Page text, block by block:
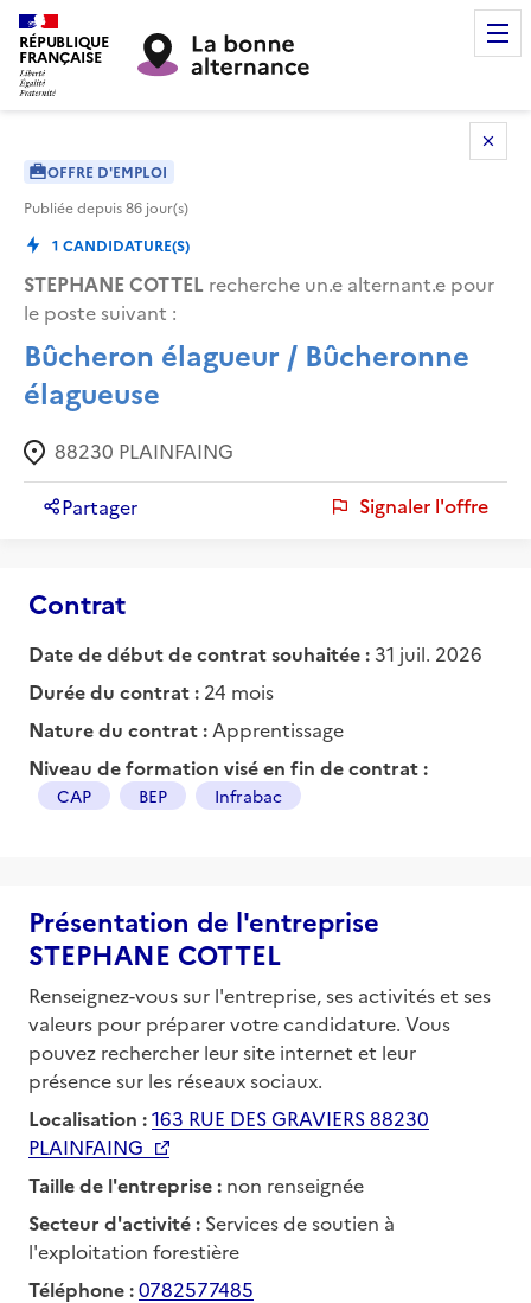
RÉPUBLIQUE
FRANÇAISE
OFFRE D'EMPLOI
Publiée depuis86 jour(s)
1 CANDIDATURE(S)
STEPHANE COTTEL recherche un.e alternant.e pour
le poste suivant :
Bûcheron élagueur / Bûcheronne
élagueuse
88230 PLAINFAING
Partager Signaler l'offre
Contrat
Date de début de contrat souhaitée : 31 juil. 2026
Durée du contrat : 24 mois
Nature du contrat : Apprentissage
Niveau de formation visé en fin de contrat :
CAP BEP Infrabac
Présentation de l'entreprise
STEPHANE COTTEL
Renseignez-vous sur l'entreprise, ses activités et ses
valeurs pour préparer votre candidature. Vous
pouvez rechercher leur site internet et leur
présence sur les réseaux sociaux.
Localisation :163 RUE DES GRAVIERS 88230
PLAINFAING
Taille de l'entreprise : non renseignée
Secteur d'activité : Services de soutien à
l'exploitation forestière
Téléphone :0782577485